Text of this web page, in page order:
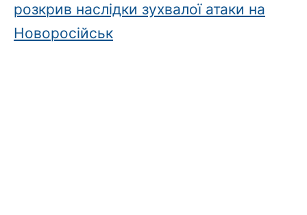
розкрив наслідки зухвалої атаки на
Новоросійськ